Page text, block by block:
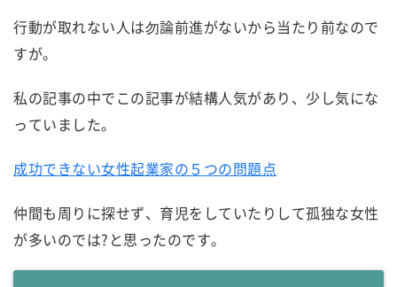
行動が取れない人は勿論前進がないから当たり前なので
すが。
私の記事の中でこの記事が結構人気があり、少し気にな
っていました。
成功できない女性起業家の５つの問題点
仲間も周りに探せず、育児をしていたりして孤独な女性
が多いのでは?と思ったのです。